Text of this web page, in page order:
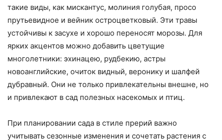
такие виды, как мискантус, молиния голубая, просо
прутьевидное и вейник остроцветковый. Эти травы
устойчивы к засухе и хорошо переносят морозы. Для
ярких акцентов можно добавить цветущие
многолетники: эхинацею, рудбекию, астры
новоанглийские, очиток видный, веронику и шалфей
дубравный. Они не только привлекательны внешне, но
и привлекают в сад полезных насекомых и птиц.
При планировании сада в стиле прерий важно
учитывать сезонные изменения и сочетать растения с